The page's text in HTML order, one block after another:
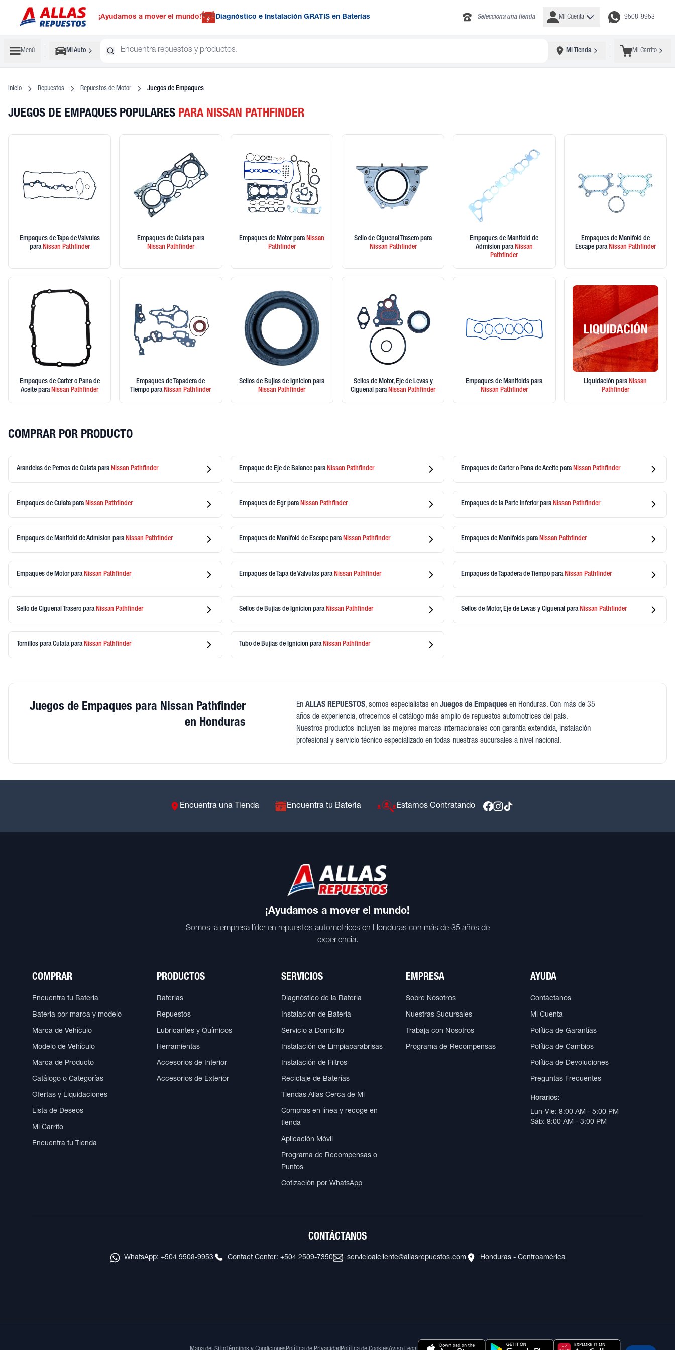
¡Ayudamos a mover el mundo! Diagnóstico e Instalación GRATIS en Baterías Selecciona una tienda Mi Cuenta 9508-9953
Menú Mi Auto Mi Tienda Mi Carrito
Inicio Repuestos Repuestos de Motor Juegos de Empaques
JUEGOS DE EMPAQUES POPULARES PARA NISSAN PATHFINDER
Empaques de Tapa de Valvulas
paraNissan Pathfinder
Empaques de Culata para
Nissan Pathfinder
Empaques de Motor paraNissan
Pathfinder
Sello de Ciguenal Trasero para
Nissan Pathfinder
Empaques de Manifold de
Admision paraNissan
Pathfinder
Empaques de Manifold de
Escape paraNissan Pathfinder
Empaques de Carter o Pana de
Aceitepara Nissan Pathfinder
Empaques de Tapadera de
Tiempopara Nissan Pathfinder
Sellos de Bujias de Ignicionpara
Nissan Pathfinder
Sellos de Motor, Eje de Levas y
Ciguenalpara Nissan Pathfinder
Empaques de Manifoldspara
Nissan Pathfinder
Liquidaciónpara Nissan
Pathfinder
COMPRAR POR PRODUCTO
Arandelas de Pernos de Culata paraNissan Pathfinder Empaque de Eje de Balance paraNissan Pathfinder Empaques de Carter o Pana de Aceite paraNissan Pathfinder
Empaques de Culata paraNissan Pathfinder Empaques de Egr paraNissan Pathfinder Empaques de la Parte Inferior paraNissan Pathfinder
Empaques de Manifold de Admision paraNissan Pathfinder Empaques de Manifold de Escape paraNissan Pathfinder Empaques de Manifolds paraNissan Pathfinder
Empaques de Motor paraNissan Pathfinder Empaques de Tapa de Valvulas paraNissan Pathfinder Empaques de Tapadera de Tiempo paraNissan Pathfinder
Sello de Ciguenal Trasero paraNissan Pathfinder Sellos de Bujias de Ignicion paraNissan Pathfinder Sellos de Motor, Eje de Levas y Ciguenal paraNissan Pathfinder
Tornillos para Culata paraNissan Pathfinder Tubo de Bujias de Ignicion paraNissan Pathfinder
Juegos de Empaques para Nissan Pathfinder
en Honduras
EnALLAS REPUESTOS, somos especialistas enJuegos de Empaques en Honduras. Con más de 35
años de experiencia, ofrecemos el catálogo más amplio de repuestos automotrices del país.
Nuestros productos incluyen las mejores marcas internacionales con garantía extendida, instalación
profesional y servicio técnico especializado en todas nuestras sucursales a nivel nacional.
Encuentra una Tienda Encuentra tu Batería Estamos Contratando
¡Ayudamos a mover el mundo!
Somos la empresa líder en repuestos automotrices en Honduras con más de 35 años de
experiencia.
COMPRAR
Encuentra tu Batería
Batería por marca y modelo
Marca de Vehículo
Modelo de Vehículo
Marca de Producto
Catálogo o Categorías
Ofertas y Liquidaciones
Lista de Deseos
Mi Carrito
Encuentra tu Tienda
PRODUCTOS
Baterías
Repuestos
Lubricantes y Químicos
Herramientas
Accesorios de Interior
Accesorios de Exterior
SERVICIOS
Diagnóstico de la Batería
Instalación de Batería
Servicio a Domicilio
Instalación de Limpiaparabrisas
Instalación de Filtros
Reciclaje de Baterías
Tiendas Allas Cerca de Mi
Compras en línea y recoge en
tienda
Aplicación Móvil
Programa de Recompensas o
Puntos
Cotización por WhatsApp
EMPRESA
Sobre Nosotros
Nuestras Sucursales
Trabaja con Nosotros
Programa de Recompensas
AYUDA
Contáctanos
Mi Cuenta
Política de Garantías
Política de Cambios
Política de Devoluciones
Preguntas Frecuentes
Horarios:
Lun-Vie: 8:00 AM - 5:00 PM
Sáb: 8:00 AM - 3:00 PM
CONTÁCTANOS
WhatsApp: +504 9508-9953 Contact Center: +504 2509-7350 servicioalcliente@allasrepuestos.com Honduras - Centroamérica